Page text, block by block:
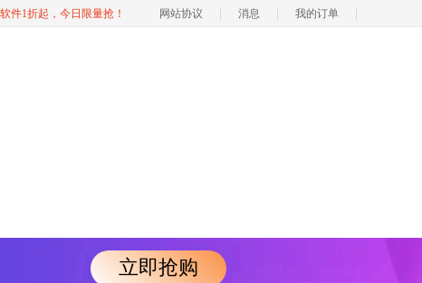
件1折起，今日限量抢！ 网站协议 消息 我的订单
立即抢购